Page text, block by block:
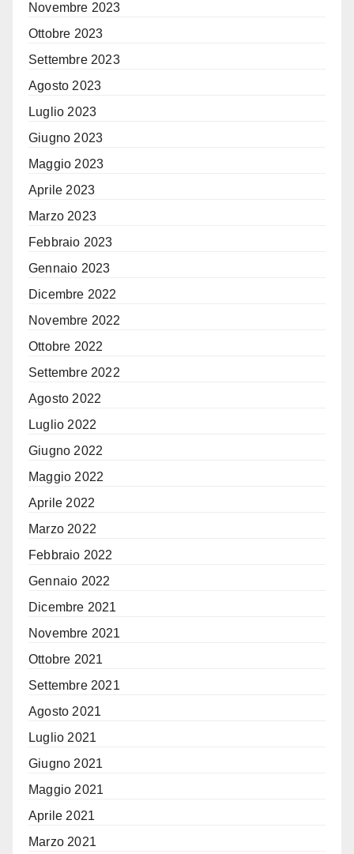
Novembre 2023
Ottobre 2023
Settembre 2023
Agosto 2023
Luglio 2023
Giugno 2023
Maggio 2023
Aprile 2023
Marzo 2023
Febbraio 2023
Gennaio 2023
Dicembre 2022
Novembre 2022
Ottobre 2022
Settembre 2022
Agosto 2022
Luglio 2022
Giugno 2022
Maggio 2022
Aprile 2022
Marzo 2022
Febbraio 2022
Gennaio 2022
Dicembre 2021
Novembre 2021
Ottobre 2021
Settembre 2021
Agosto 2021
Luglio 2021
Giugno 2021
Maggio 2021
Aprile 2021
Marzo 2021